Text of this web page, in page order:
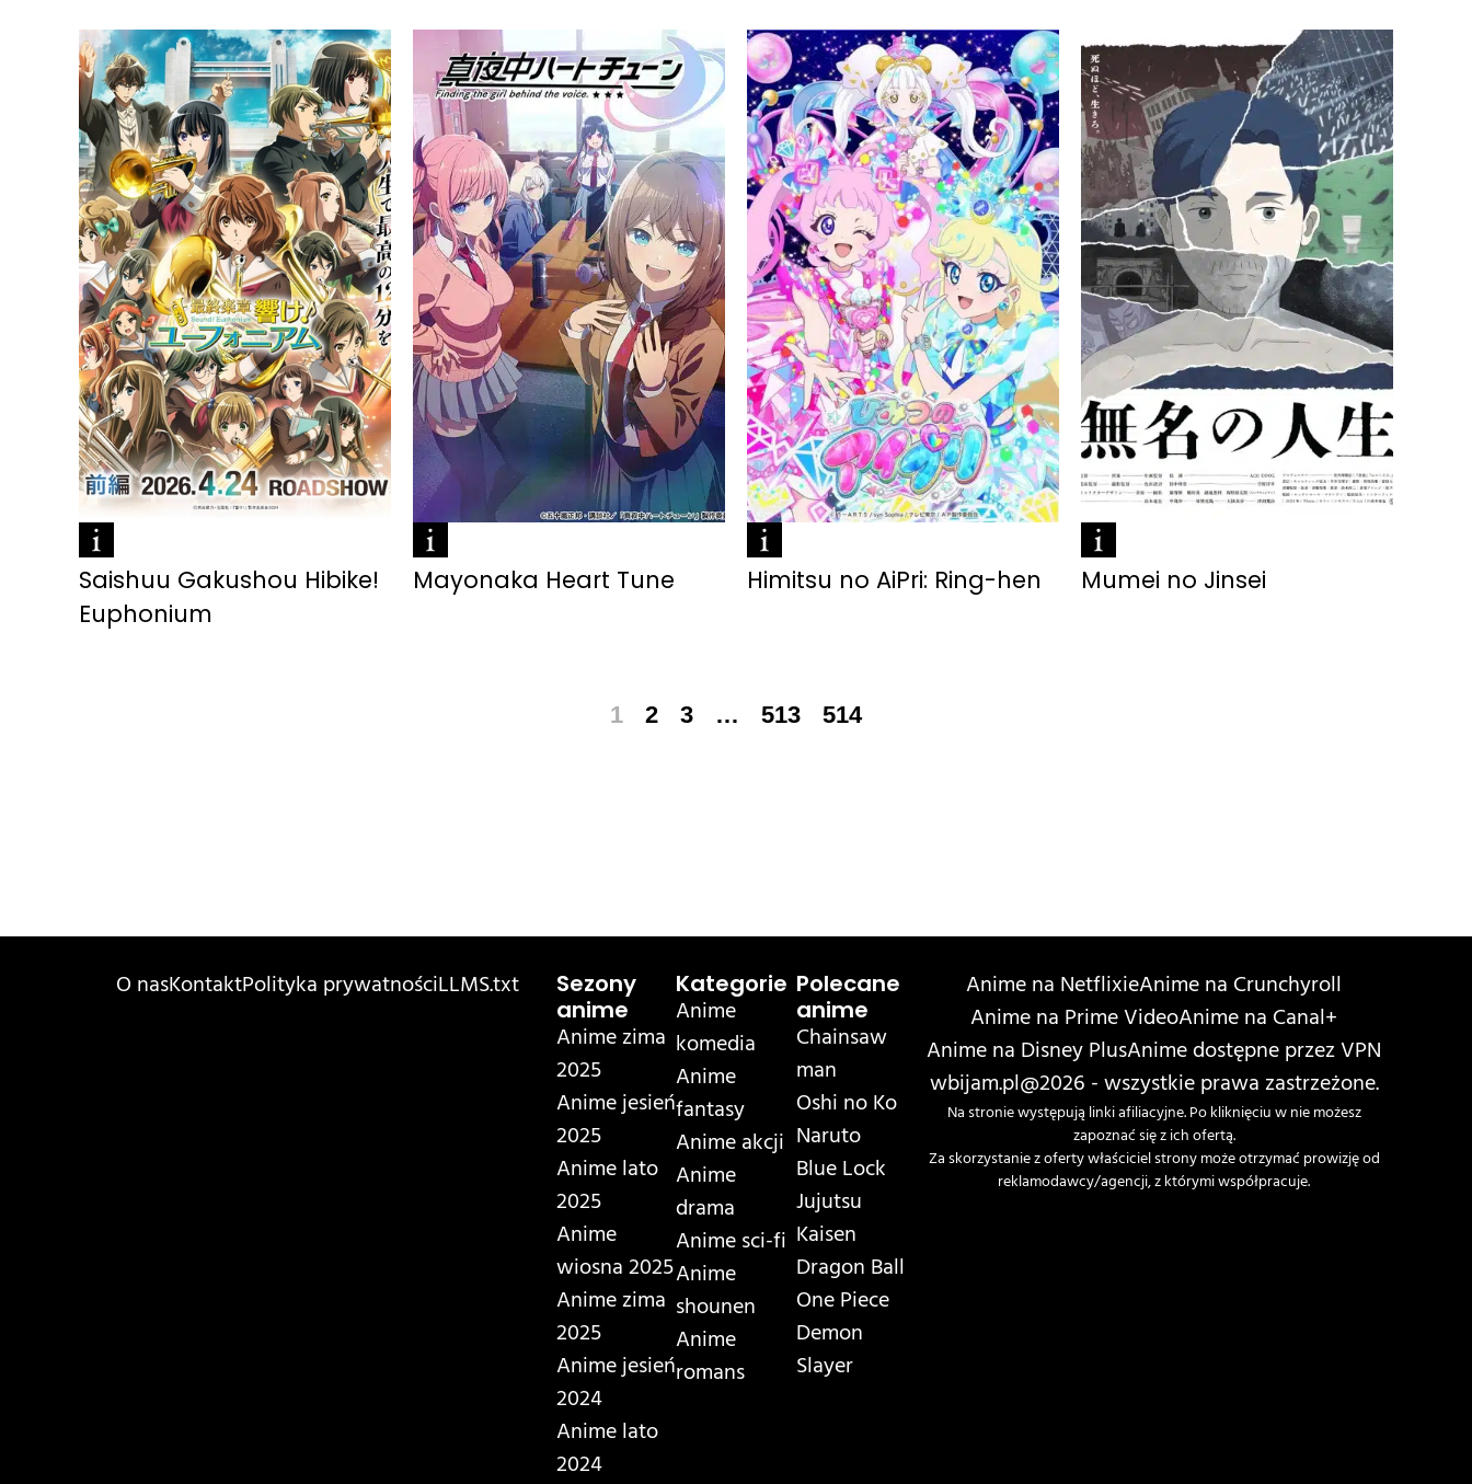
Saishuu Gakushou Hibike!
Euphonium
Mayonaka Heart Tune Himitsu no AiPri: Ring-hen Mumei no Jinsei
1 2 3 … 513 514
O nasKontaktPolityka prywatnościLLMS.txt
Sezony
anime
Anime zima
2025
Anime jesień
2025
Anime lato
2025
Anime
wiosna 2025
Anime zima
2025
Anime jesień
2024
Anime lato
2024
Kategorie
Anime
komedia
Anime
fantasy
Anime akcji
Anime
drama
Anime sci-fi
Anime
shounen
Anime
romans
Polecane
anime
Chainsaw
man
Oshi no Ko
Naruto
Blue Lock
Jujutsu
Kaisen
Dragon Ball
One Piece
Demon
Slayer
Anime na NetflixieAnime na Crunchyroll
Anime na Prime VideoAnime na Canal+
Anime na Disney PlusAnime dostępne przez VPN
wbijam.pl@2026 - wszystkie prawa zastrzeżone.
Na stronie występują linki afiliacyjne. Po kliknięciu w nie możesz
zapoznać się z ich ofertą.
Za skorzystanie z oferty właściciel strony może otrzymać prowizję od
reklamodawcy/agencji, z którymi współpracuje.